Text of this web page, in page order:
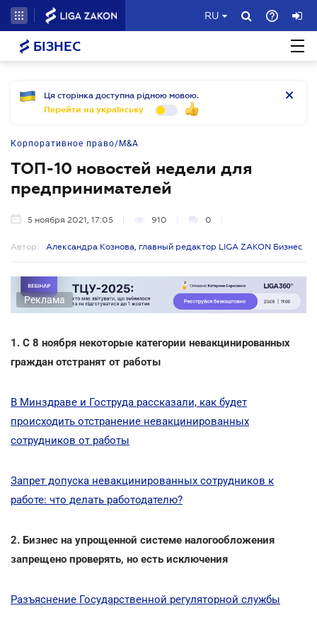
RU
БІЗНЕС
Ця сторінка доступна рідною мовою.
Перейти на українську
Корпоративное право/M&A
ТОП-10 новостей недели для
предпринимателей
5 ноября 2021, 17:05 910 0
Автор: Александра Кознова, главный редактор LIGA ZAKON Бизнес
Реклама
1. С 8 ноября некоторые категории невакцинированных
граждан отстранят от работы
В Минздраве и Гоструда рассказали, как будет
происходить отстранение невакцинированных
сотрудников от работы
Запрет допуска невакцинированных сотрудников к
работе: что делать работодателю?
2. Бизнес на упрощенной системе налогообложения
запрещено проверять, но есть исключения
Разъяснение Государственной регуляторной службы